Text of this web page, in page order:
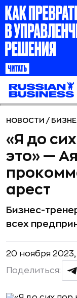
НОВОСТИ /
«Я до
это» —
арест
Бизнес-
всех
20 ноября 2023,
Поделиться: